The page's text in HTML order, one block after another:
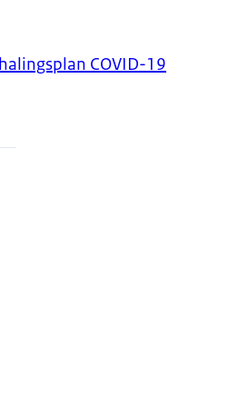
COVID-19